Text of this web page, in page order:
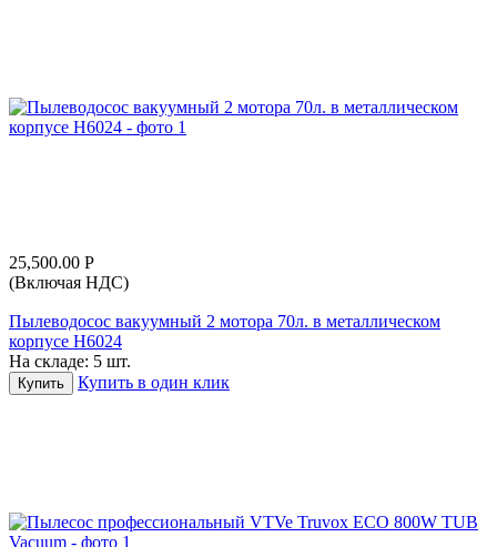
25,500.00 Р
(Включая НДС)
Пылеводосос вакуумный 2 мотора 70л. в металлическом
корпусе H6024
На складе: 5 шт.
Купить Купить в один клик